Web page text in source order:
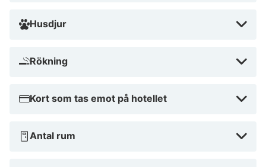
Husdjur
Rökning
Kort som tas emot på hotellet
Antal rum